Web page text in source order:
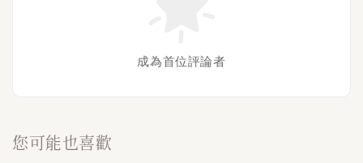
成為首位評論者
您可能也喜歡